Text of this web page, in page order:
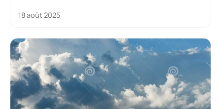
18 août 2025